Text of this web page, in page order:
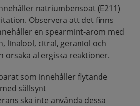
natriumbensoat (E211)
Observera att det finns
en spearmint-arom med
linalool, citral, geraniol och
orsaka allergiska reaktioner.
som innehåller flytande
sällsynt
ska inte använda dessa